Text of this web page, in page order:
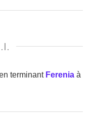
terminant Ferenia à